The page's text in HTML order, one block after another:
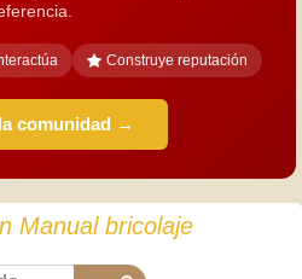
Construye reputación
comunidad →
Manual bricolaje